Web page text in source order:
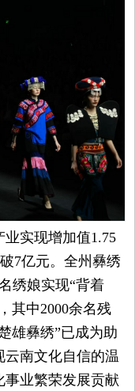
实现增加值1.75
7亿元。全州彝绣
绣娘实现“背着
其中2000余名残
雄彝绣”已成为助
南文化自信的温
事业繁荣发展贡献